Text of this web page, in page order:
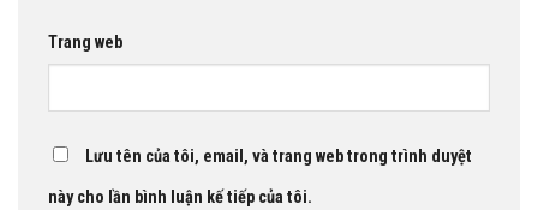
Trang web
Lưu tên của tôi, email, và trang web trong trình duyệt
này cho lần bình luận kế tiếp của tôi.